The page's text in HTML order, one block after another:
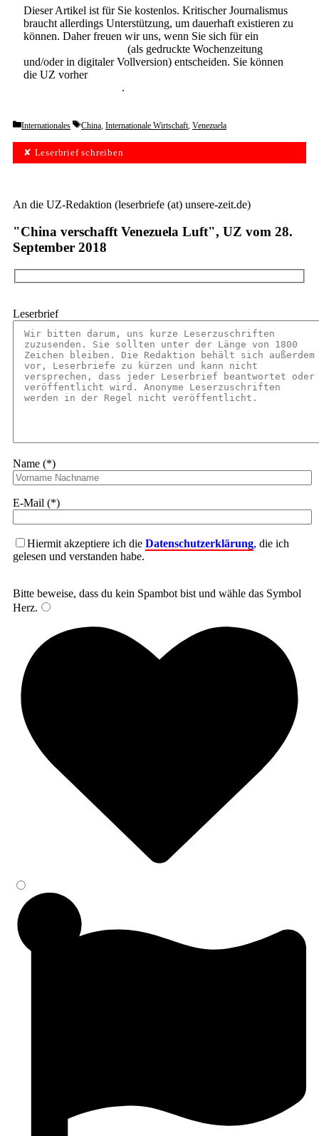
Dieser Artikel ist für Sie kostenlos. Kritischer Journalismus
braucht allerdings Unterstützung, um dauerhaft existieren zu
können. Daher freuen wir uns, wenn Sie sich für ein
(als gedruckte Wochenzeitung
und/oder in digitaler Vollversion) entscheiden. Sie können
die UZ vorher
.
Categories
Internationales Tags
China, Internationale Wirtschaft, Venezuela
✘ Leserbrief schreiben
An die UZ-Redaktion (leserbriefe (at) unsere-zeit.de)
"China verschafft Venezuela Luft", UZ vom 28.
September 2018
Leserbrief
Name (*)
E-Mail (*)
Hiermit akzeptiere ich die Datenschutzerklärung, die ich
gelesen und verstanden habe.
Bitte beweise, dass du kein Spambot bist und wähle das Symbol
Herz.